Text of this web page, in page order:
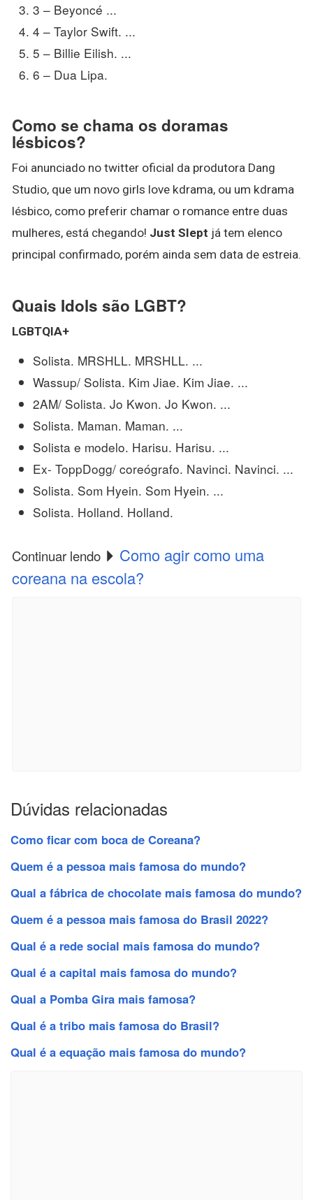
3 – Beyoncé ...
4 – Taylor Swift. ...
5 – Billie Eilish. ...
6 – Dua Lipa.
Como se chama os doramas
lésbicos?
Foi anunciado no twitter oficial da produtora Dang
Studio, que um novo girls love kdrama, ou um kdrama
lésbico, como preferir chamar o romance entre duas
mulheres, está chegando! Just Slept já tem elenco
principal confirmado, porém ainda sem data de estreia.
Quais Idols são LGBT?
LGBTQIA+
Solista. MRSHLL. MRSHLL. ...
Wassup/ Solista. Kim Jiae. Kim Jiae. ...
2AM/ Solista. Jo Kwon. Jo Kwon. ...
Solista. Maman. Maman. ...
Solista e modelo. Harisu. Harisu. ...
Ex- ToppDogg/ coreógrafo. Navinci. Navinci. ...
Solista. Som Hyein. Som Hyein. ...
Solista. Holland. Holland.
Continuar lendo
Como agir como uma
coreana na escola?
Dúvidas relacionadas
Como ficar com boca de Coreana?
Quem é a pessoa mais famosa do mundo?
Qual a fábrica de chocolate mais famosa do mundo?
Quem é a pessoa mais famosa do Brasil 2022?
Qual é a rede social mais famosa do mundo?
Qual é a capital mais famosa do mundo?
Qual a Pomba Gira mais famosa?
Qual é a tribo mais famosa do Brasil?
Qual é a equação mais famosa do mundo?